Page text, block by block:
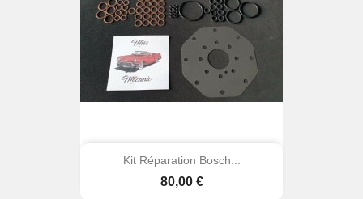
Kit Réparation Bosch...
Prix
80,00 €